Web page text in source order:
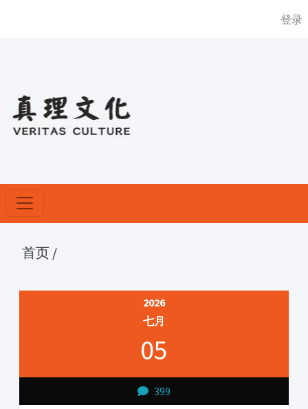
登录
首页 /
2026
七月
05
399